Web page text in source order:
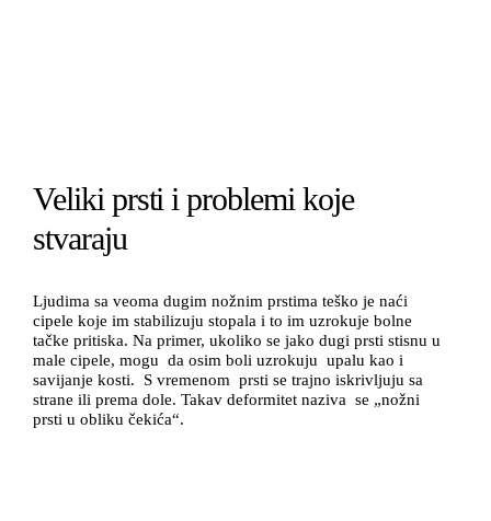
Veliki prsti i problemi koje
stvaraju
Ljudima sa veoma dugim nožnim prstima teško je naći
cipele koje im stabilizuju stopala i to im uzrokuje bolne
tačke pritiska. Na primer, ukoliko se jako dugi prsti stisnu u
male cipele, mogu da osim boli uzrokuju upalu kao i
savijanje kosti. S vremenom prsti se trajno iskrivljuju sa
strane ili prema dole. Takav deformitet naziva se „nožni
prsti u obliku čekića“.